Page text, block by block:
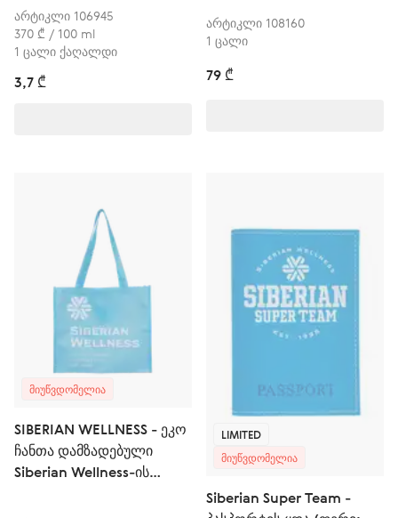
არტიკლი 106945
370 ₾ / 100 ml
1 ცალი ქაღალდი
3,7 ₾
არტიკლი 108160
1 ცალი
79 ₾
ᲛᲘᲣᲬᲕᲓᲝᲛᲔᲚᲘᲐ
SIBERIAN WELLNESS - ეკო
ჩანთა დამზადებული
Siberian Wellness-ის
LIMITED
ᲛᲘᲣᲬᲕᲓᲝᲛᲔᲚᲘᲐ
Siberian Super Team -